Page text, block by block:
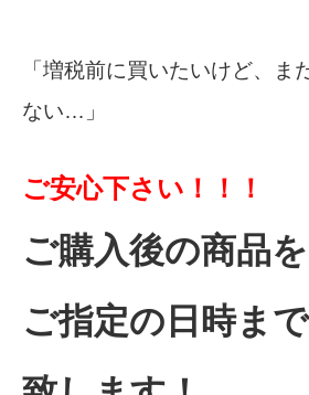
「増税前に買いたいけど、ま
ない…」
ご安心下さい！！！
ご購入後の商品を
ご指定の日時ま